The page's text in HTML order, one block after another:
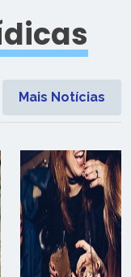
Mais Notícias